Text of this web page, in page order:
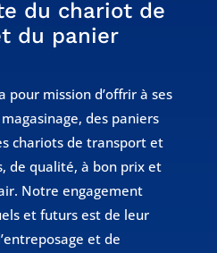
du chariot de
du panier
mission d’offrir à ses
des paniers
chariots de transport et
de qualité, à bon prix et
Notre engagement
et futurs est de leur
et de